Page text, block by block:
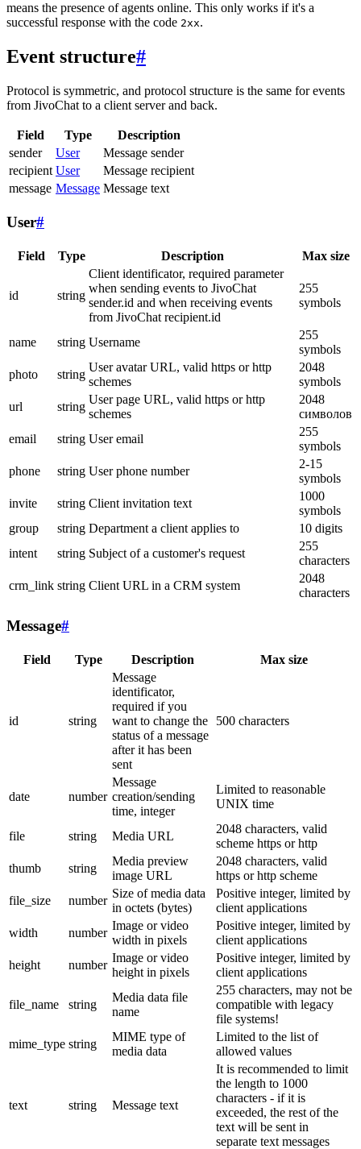
means the presence of agents online. This only works if it's a
successful response with the code 2xx.
Event structure#
Protocol is symmetric, and protocol structure is the same for events
from JivoChat to a client server and back.
Field Type
Description
sender
User
Message sender
recipient User
Message recipient
message Message Message text
User#
Field Type Description Max size
id string
Client identificator, required parameter
when sending events to JivoChat
sender.id and when receiving events
from JivoChat recipient.id
255
symbols
name string Username
255
symbols
photo
string
User avatar URL, valid https or http
schemes
2048
symbols
url
string
User page URL, valid https or http
schemes
2048
символов
email
string User email
255
symbols
phone
string User phone number
2-15
symbols
invite
string Client invitation text
1000
symbols
group
string Department a client applies to
10 digits
intent
string Subject of a customer's request
255
characters
crm_link string Client URL in a CRM system
2048
characters
Message#
Field Type Description Max size
id string
Message
identificator,
required if you
want to change the
status of a message
after it has been
sent
500 characters
date number
Message
creation/sending
time, integer
Limited to reasonable
UNIX time
file string Media URL
2048 characters, valid
scheme https or http
thumb
string
Media preview
image URL
2048 characters, valid
https or http scheme
file_size
number
Size of media data
in octets (bytes)
Positive integer, limited by
client applications
width
number
Image or video
width in pixels
Positive integer, limited by
client applications
height
number
Image or video
height in pixels
Positive integer, limited by
client applications
file_name string
Media data file
name
255 characters, may not be
compatible with legacy
file systems!
mime_type string
MIME type of
media data
Limited to the list of
allowed values
text string Message text
It is recommended to limit
the length to 1000
characters - if it is
exceeded, the rest of the
text will be sent in
separate text messages